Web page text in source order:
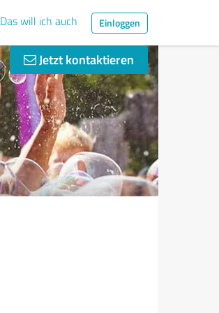
Das will ich auch Einloggen
Jetzt kontaktieren